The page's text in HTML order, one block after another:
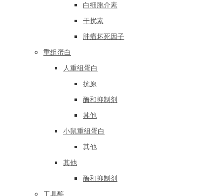
白细胞介素
干扰素
肿瘤坏死因子
重组蛋白
人重组蛋白
抗原
酶和抑制剂
其他
小鼠重组蛋白
其他
其他
酶和抑制剂
工具酶